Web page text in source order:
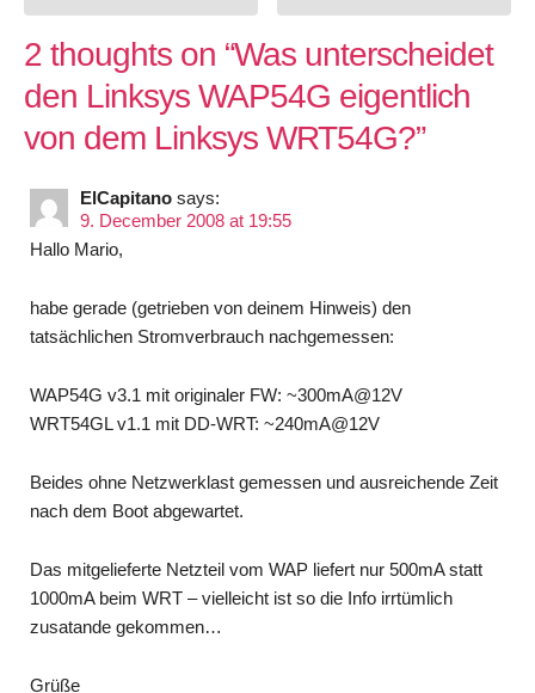
2 thoughts on “Was unterscheidet
den Linksys WAP54G eigentlich
von dem Linksys WRT54G?”
ElCapitano says:
9. December 2008 at 19:55
Hallo Mario,
habe gerade (getrieben von deinem Hinweis) den
tatsächlichen Stromverbrauch nachgemessen:
WAP54G v3.1 mit originaler FW: ~300mA@12V
WRT54GL v1.1 mit DD-WRT: ~240mA@12V
Beides ohne Netzwerklast gemessen und ausreichende Zeit
nach dem Boot abgewartet.
Das mitgelieferte Netzteil vom WAP liefert nur 500mA statt
1000mA beim WRT – vielleicht ist so die Info irrtümlich
zusatande gekommen…
Grüße